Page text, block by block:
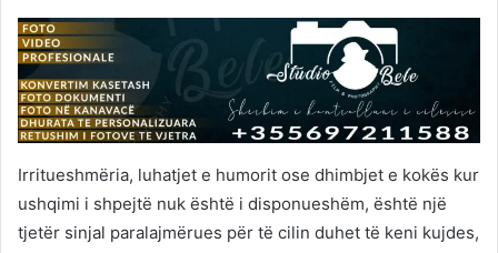
Irritueshmëria, luhatjet e humorit ose dhimbjet e kokës kur
ushqimi i shpejtë nuk është i disponueshëm, është një
tjetër sinjal paralajmërues për të cilin duhet të keni kujdes,